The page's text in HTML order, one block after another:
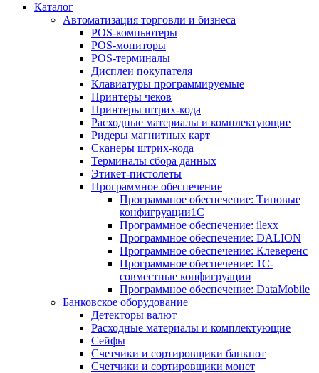
Каталог
Автоматизация торговли и бизнеса
POS-компьютеры
POS-мониторы
POS-терминалы
Дисплеи покупателя
Клавиатуры программируемые
Принтеры чеков
Принтеры штрих-кода
Расходные материалы и комплектующие
Ридеры магнитных карт
Сканеры штрих-кода
Терминалы сбора данных
Этикет-пистолеты
Программное обеспечение
Программное обеспечение: Типовые
конфигруации1С
Программное обеспечение: ilexx
Программное обеспечение: DALION
Программное обеспечение: Клеверенс
Программное обеспечение: 1С-
совместные конфигруации
Программное обеспечение: DataMobile
Банковское оборудование
Детекторы валют
Расходные материалы и комплектующие
Сейфы
Счетчики и сортировщики банкнот
Счетчики и сортировщики монет